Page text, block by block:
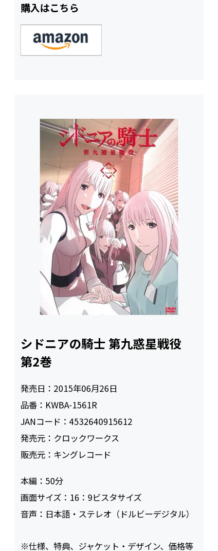
購入はこちら
シドニアの騎士 第九惑星戦役
第2巻
発売日： 2015年06月26日
品番： KWBA-1561R
JANコード：4532640915612
発売元： クロックワークス
販売元： キングレコード
本編： 50
画面サイズ： 16：9ビスタサイズ
音声： 日本語・ステレオ（ドルビーデジタル）
※仕様、特典、ジャケット・デザイン、価格等